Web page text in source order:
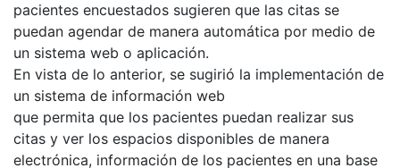
pacientes encuestados sugieren que las citas se
puedan agendar de manera automática por medio de
un sistema web o aplicación.
En vista de lo anterior, se sugirió la implementación de
un sistema de información web
que permita que los pacientes puedan realizar sus
citas y ver los espacios disponibles de manera
electrónica, información de los pacientes en una base